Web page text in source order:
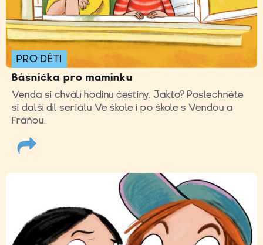
PRO DĚTI
Básnička pro maminku
Venda si chválí hodinu češtiny. Jakto? Poslechněte
si další díl seriálu Ve škole i po škole s Vendou a
Fráňou.